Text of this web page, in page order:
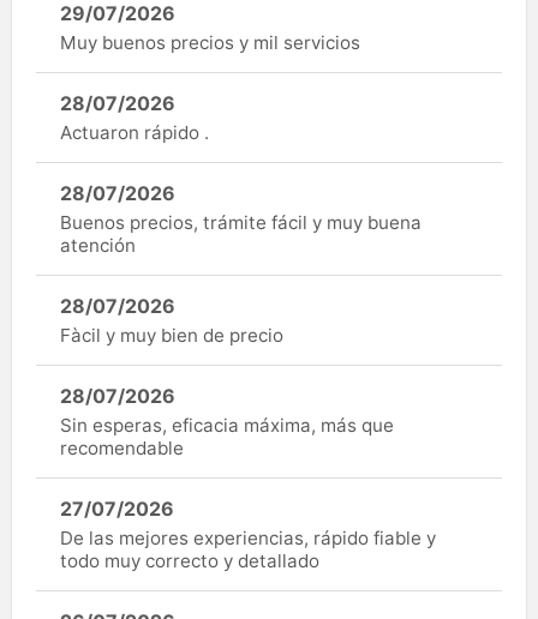
29/07/2026
Muy buenos precios y mil servicios
28/07/2026
Actuaron rápido .
28/07/2026
Buenos precios, trámite fácil y muy buena
atención
28/07/2026
Fàcil y muy bien de precio
28/07/2026
Sin esperas, eficacia máxima, más que
recomendable
27/07/2026
De las mejores experiencias, rápido fiable y
todo muy correcto y detallado